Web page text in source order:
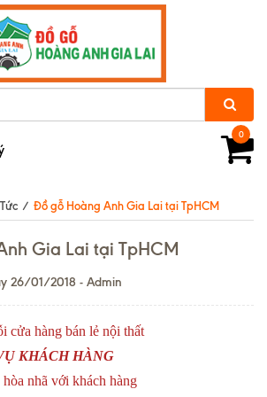
0
/ Đồ gỗ Hoàng Anh Gia Lai tại TpHCM
Gia Lai tại TpHCM
26/01/2018 - Admin
cửa hàng bán lẻ nội thất
KHÁCH HÀNG
nhã với khách hàng